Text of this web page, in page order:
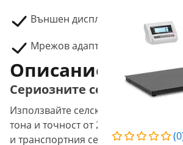
Външен дисплей
Мрежов адаптер (AC/DC)
Описание на
Сериозните
Използвайте селскостопанските
тона и точност от 2 кг везните за
и транспортния сектор.